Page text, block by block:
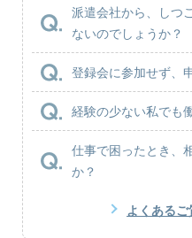
派遣会社から、しつ
ないのでしょうか？
登録会に参加せず、
経験の少ない私でも
仕事で困ったとき、
か？
よくある